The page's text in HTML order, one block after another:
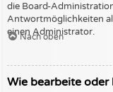
die Board-
Antwortmöglichkeiten
einen Administrator.
Nach oben
Wie bearbeite